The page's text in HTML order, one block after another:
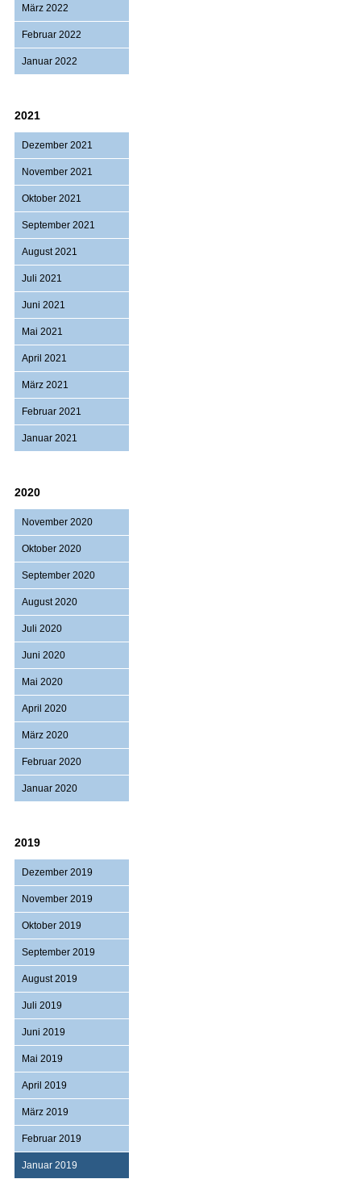
März 2022
Februar 2022
Januar 2022
2021
Dezember 2021
November 2021
Oktober 2021
September 2021
August 2021
Juli 2021
Juni 2021
Mai 2021
April 2021
März 2021
Februar 2021
Januar 2021
2020
November 2020
Oktober 2020
September 2020
August 2020
Juli 2020
Juni 2020
Mai 2020
April 2020
März 2020
Februar 2020
Januar 2020
2019
Dezember 2019
November 2019
Oktober 2019
September 2019
August 2019
Juli 2019
Juni 2019
Mai 2019
April 2019
März 2019
Februar 2019
Januar 2019